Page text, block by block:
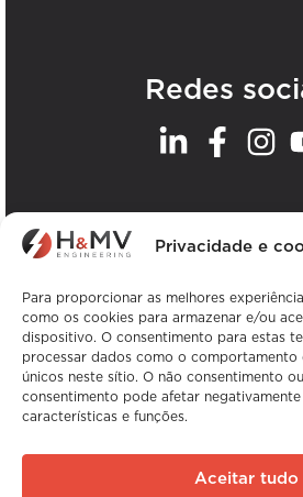
Privacidade e
Para proporcionar as melhores
como os cookies para armazenar e/ou
dispositivo. O consentimento para estas
processar dados como o comportamento
únicos neste sítio. O não consentimento
consentimento pode afetar
características e funções.
Aceitar tudo
Redes
Os nossos
Copyright © H&MV
direitos